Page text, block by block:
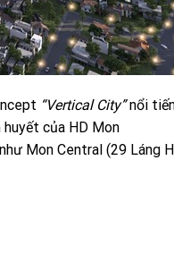
“Vertical City”nổi
của HD Mon
Mon Central (29 Láng